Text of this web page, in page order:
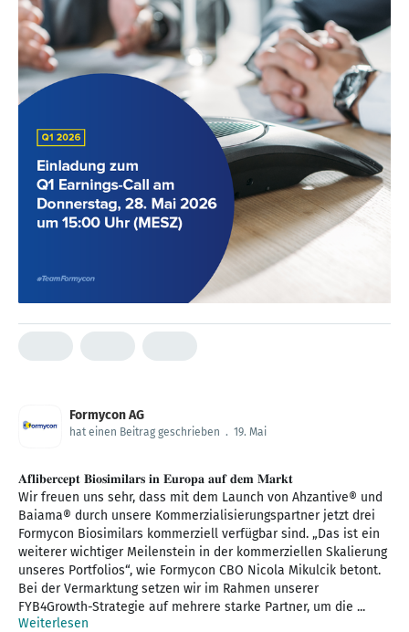
Formycon AG
hat einen Beitrag geschrieben . 19. Mai
𝐀𝐟𝐥𝐢𝐛𝐞𝐫𝐜𝐞𝐩𝐭 𝐁𝐢𝐨𝐬𝐢𝐦𝐢𝐥𝐚𝐫𝐬 𝐢𝐧 𝐄𝐮𝐫𝐨𝐩𝐚 𝐚𝐮𝐟 𝐝𝐞𝐦 𝐌𝐚𝐫𝐤𝐭
Wir freuen uns sehr, dass mit dem Launch von Ahzantive® und
Baiama® durch unsere Kommerzialisierungspartner jetzt drei
Formycon Biosimilars kommerziell verfügbar sind. „Das ist ein
weiterer wichtiger Meilenstein in der kommerziellen Skalierung
unseres Portfolios“, wie Formycon CBO Nicola Mikulcik betont.
Bei der Vermarktung setzen wir im Rahmen unserer
FYB4Growth-Strategie auf mehrere starke Partner, um die ...
Weiterlesen